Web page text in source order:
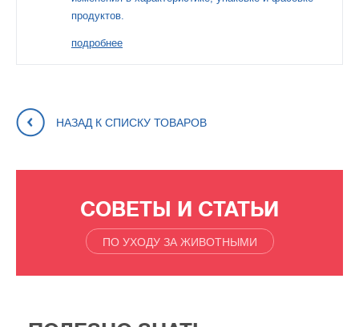
продуктов.
подробнее
НАЗАД К СПИСКУ ТОВАРОВ
СОВЕТЫ И СТАТЬИ
ПО УХОДУ ЗА ЖИВОТНЫМИ